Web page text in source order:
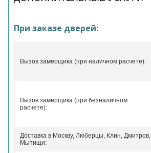
При заказе дверей:
Вызов замерщика (при наличном расчете):
Вызов замерщика (при безналичном
расчете):
Доставка в Москву, Люберцы, Клин, Дмитров,
Мытищи: